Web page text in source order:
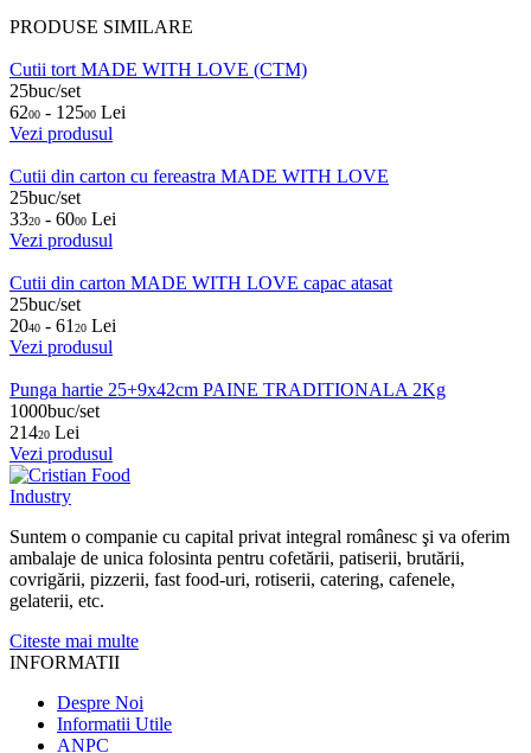
PRODUSE SIMILARE
Cutii tort MADE WITH LOVE (CTM)
25buc/set
6200 - 12500 Lei
Vezi produsul
Cutii din carton cu fereastra MADE WITH LOVE
25buc/set
3320 - 6000 Lei
Vezi produsul
Cutii din carton MADE WITH LOVE capac atasat
25buc/set
2040 - 61 20 Lei
Vezi produsul
Punga hartie 25+9x42cm PAINE TRADITIONALA 2Kg
1000buc/set
21420 Lei
Vezi produsul
Suntem o companie cu capital privat integral românesc şi va oferim
ambalaje de unica folosinta pentru cofetării, patiserii, brutării,
covrigării, pizzerii, fast food-uri, rotiserii, catering, cafenele,
gelaterii, etc.
Citeste mai multe
INFORMATII
Despre Noi
Informatii Utile
ANPC